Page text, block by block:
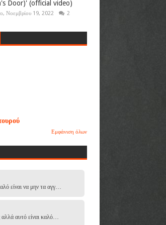
Door)' (official video)
Νοεμβρίου 19, 2022 2
Εμφάνιση όλων
είναι να μην τα αγγ…
αλλά αυτό είναι καλό…